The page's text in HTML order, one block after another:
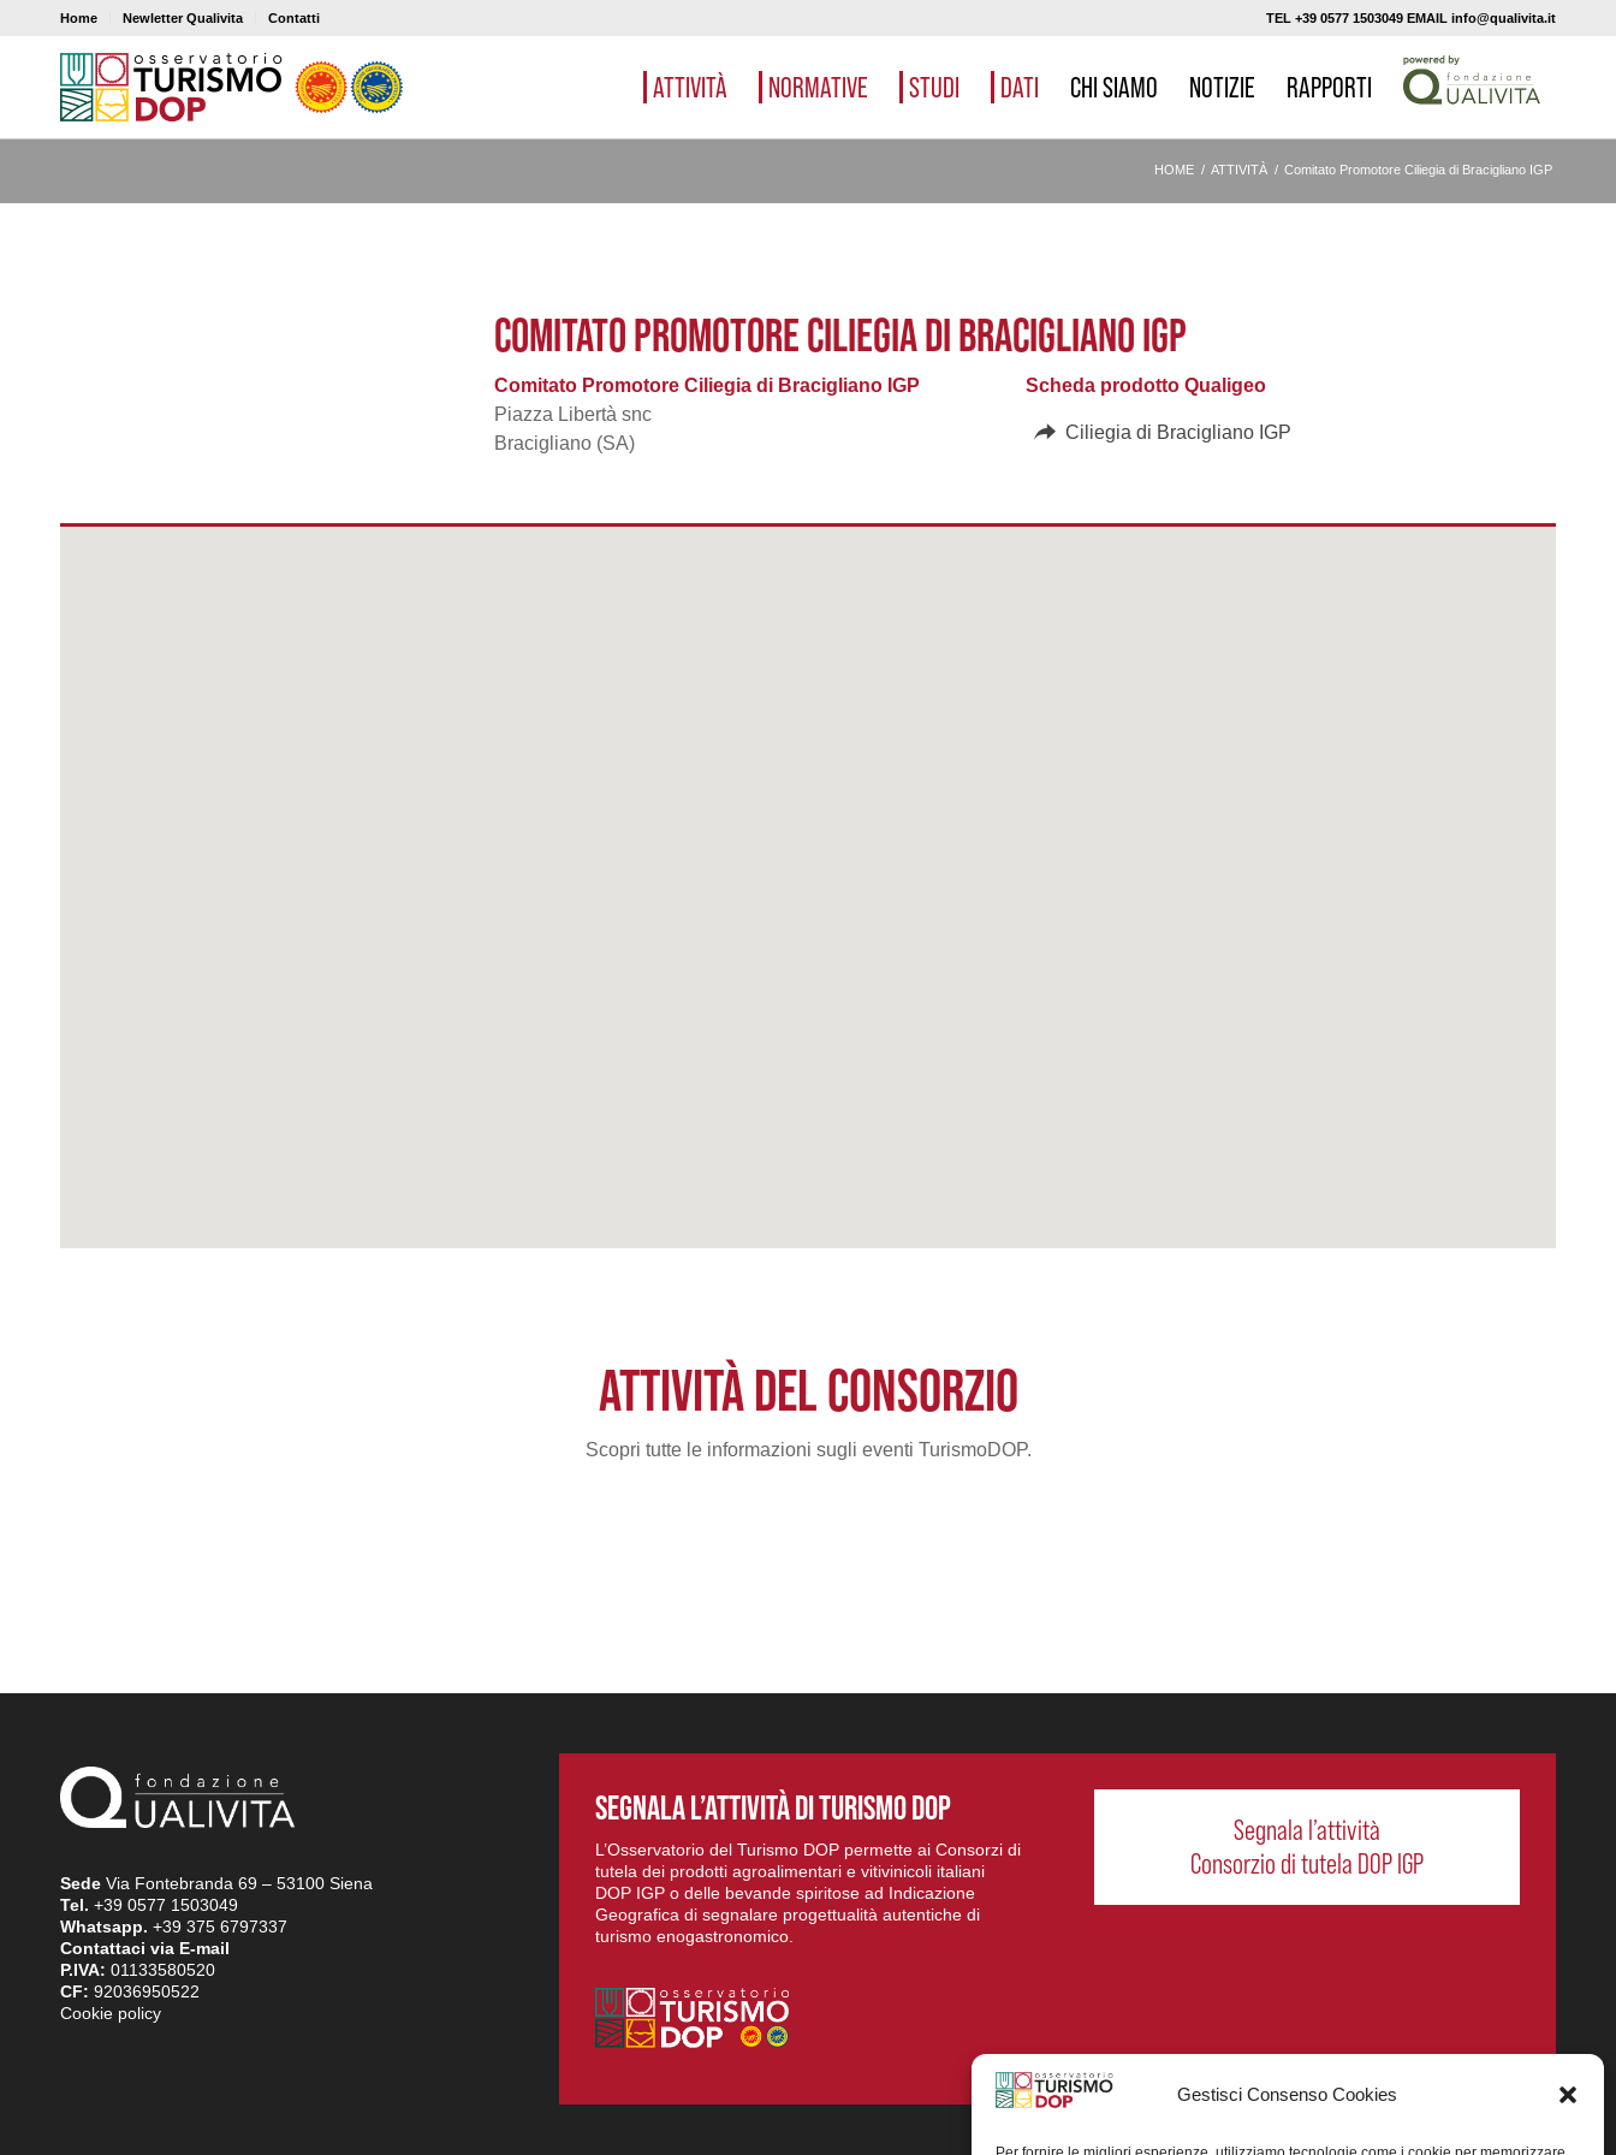
Gestisci Consenso Cookies
Home Newletter Qualivita Contatti TEL +39 0577 1503049 EMAIL info@qualivita.it
ATTIVITÀ NORMATIVE STUDI DATI CHI SIAMO NOTIZIE RAPPORTI
HOME / ATTIVITÀ / Comitato Promotore Ciliegia di Bracigliano IGP
COMITATO PROMOTORE CILIEGIA DI BRACIGLIANO IGP
Comitato Promotore Ciliegia di Bracigliano IGP
Piazza Libertà snc
Bracigliano (SA)
Scheda prodotto Qualigeo
Ciliegia di Bracigliano IGP
ATTIVITÀ DEL CONSORZIO
Scopri tutte le informazioni sugli eventi TurismoDOP.
Sede Via Fontebranda 69 – 53100 Siena
Tel. +39 0577 1503049
Whatsapp. +39 375 6797337
Contattaci via E-mail
P.IVA: 01133580520
CF: 92036950522
Cookie policy
SEGNALA L’ATTIVITÀ DI TURISMO DOP
L’Osservatorio del Turismo DOP permette ai Consorzi di
tutela dei prodotti agroalimentari e vitivinicoli italiani
DOP IGP o delle bevande spiritose ad Indicazione
Geografica di segnalare progettualità autentiche di
turismo enogastronomico.
Segnala l’attività
Consorzio di tutela DOP IGP